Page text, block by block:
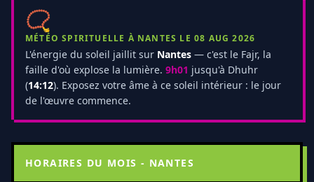
📿
MÉTÉO SPIRITUELLE À NANTES LE 08 AUG 2026
L'énergie du soleil jaillit sur Nantes — c'est le Fajr, la
faille d'où explose la lumière. 9h01 jusqu'à Dhuhr
(14:12). Exposez votre âme à ce soleil intérieur : le jour
de l'œuvre commence.
HORAIRES DU MOIS - NANTES